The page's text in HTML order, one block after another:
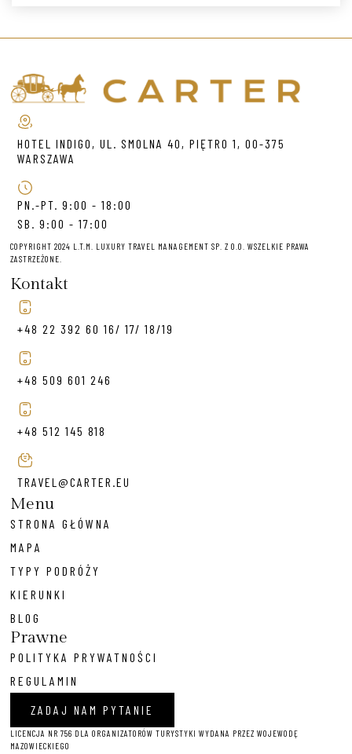
HOTEL INDIGO, UL. SMOLNA 40, PIĘTRO 1, 00-375
WARSZAWA
PN.-PT. 9:00 - 18:00
SB. 9:00 - 17:00
COPYRIGHT 2024 L.T.M. LUXURY TRAVEL MANAGEMENT SP. Z O.O. WSZELKIE PRAWA
ZASTRZEŻONE.
Kontakt
+48 22 392 60 16/ 17/ 18/19
+48 509 601 246
+48 512 145 818
TRAVEL@CARTER.EU
Menu
STRONA GŁÓWNA
MAPA
TYPY PODRÓŻY
KIERUNKI
BLOG
Prawne
POLITYKA PRYWATNOŚCI
REGULAMIN
ZADAJ NAM PYTANIE
LICENCJA NR 756 DLA ORGANIZATORÓW TURYSTYKI WYDANA PRZEZ WOJEWODĘ
MAZOWIECKIEGO